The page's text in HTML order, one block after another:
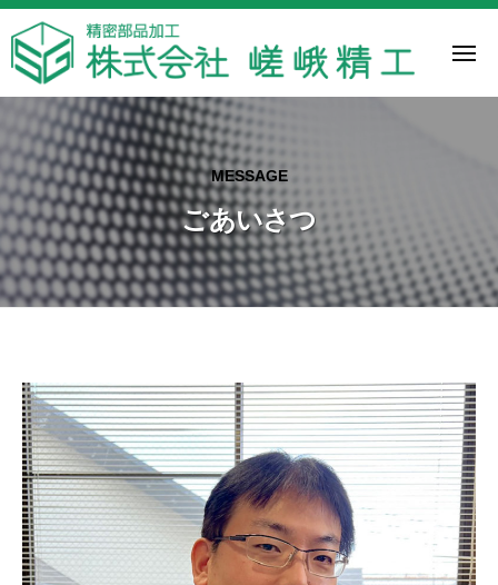
コ
ン
テ
へ
ス
キ
ッ
プ
株
式
会
社
嵯
峨
精
嵯
峨
精
工
は
神
奈
川
和
市
に
あ
る
精
密
部
メ
ー
MESSAGE
ごあいさつ
ご
あ
い
さ
つ
2022
年
式
会
社
峨
精
工